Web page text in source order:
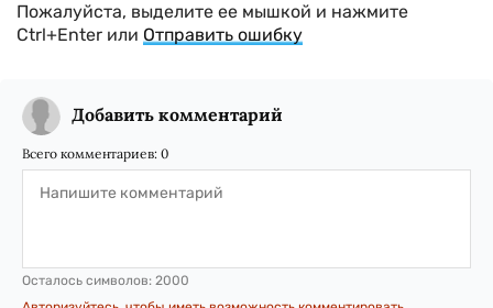
Пожалуйста, выделите ее мышкой и нажмите
Ctrl+Enter или Отправить ошибку
Добавить комментарий
Всего комментариев: 0
Осталось символов: 2000